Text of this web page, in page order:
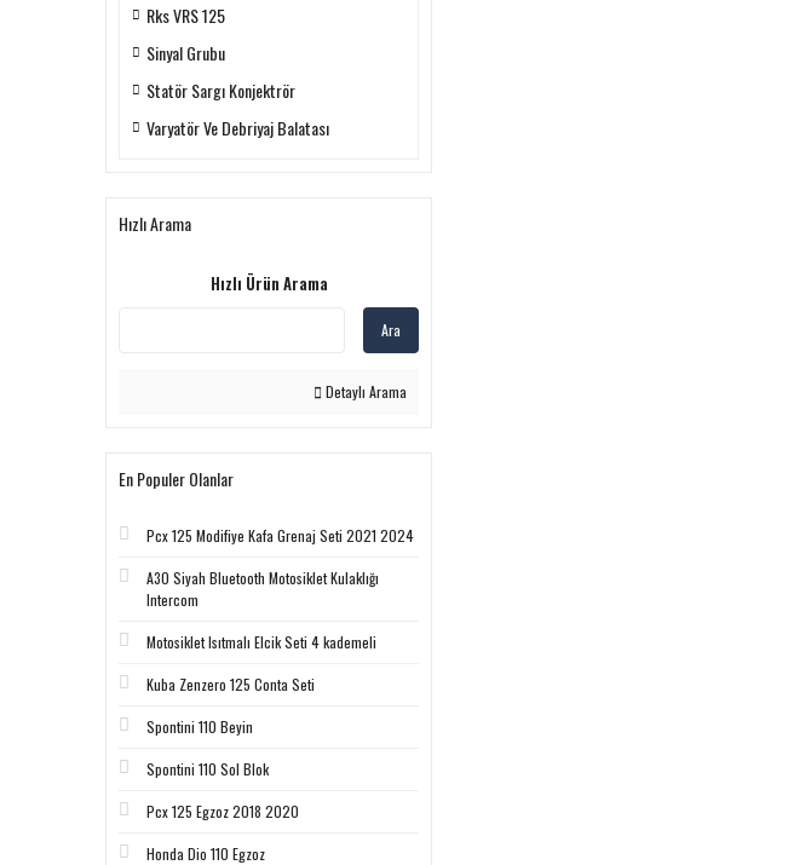
Rks VRS 125
Sinyal Grubu
Statör Sargı Konjektrör
Varyatör Ve Debriyaj Balatası
Hızlı Arama
Hızlı Ürün Arama
Ara
Detaylı Arama
En Populer Olanlar
Pcx 125 Modifiye Kafa Grenaj Seti 2021 2024
A30 Siyah Bluetooth Motosiklet Kulaklığı
Intercom
Motosiklet Isıtmalı Elcik Seti 4 kademeli
Kuba Zenzero 125 Conta Seti
Spontini 110 Beyin
Spontini 110 Sol Blok
Pcx 125 Egzoz 2018 2020
Honda Dio 110 Egzoz